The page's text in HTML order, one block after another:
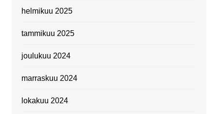
helmikuu 2025
tammikuu 2025
joulukuu 2024
marraskuu 2024
lokakuu 2024